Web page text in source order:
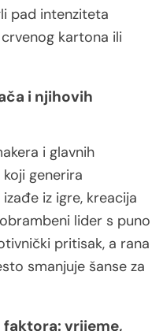
pad intenziteta
kartona ili
i njihovih
i glavnih
generira
izađe iz igre, kreacija
lider s puno
pritisak, a rana
smanjuje šanse za
faktora: vrijeme,